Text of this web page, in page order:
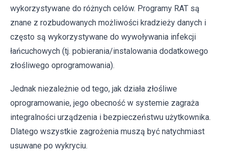
wykorzystywane do różnych celów. Programy RAT są
znane z rozbudowanych możliwości kradzieży danych i
często są wykorzystywane do wywoływania infekcji
łańcuchowych (tj. pobierania/instalowania dodatkowego
złośliwego oprogramowania).
Jednak niezależnie od tego, jak działa złośliwe
oprogramowanie, jego obecność w systemie zagraża
integralności urządzenia i bezpieczeństwu użytkownika.
Dlatego wszystkie zagrożenia muszą być natychmiast
usuwane po wykryciu.